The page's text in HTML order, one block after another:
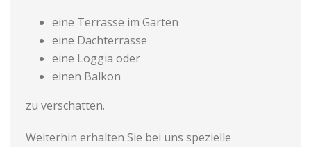
eine Terrasse im Garten
eine Dachterrasse
eine Loggia oder
einen Balkon
zu verschatten.
Weiterhin erhalten Sie bei uns spezielle